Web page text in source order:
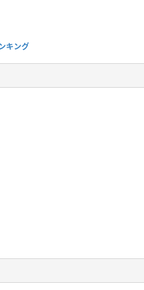
キング